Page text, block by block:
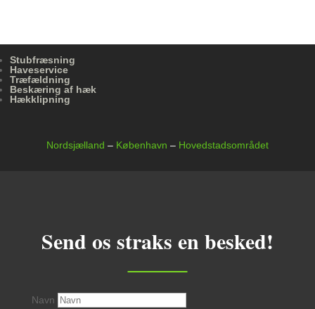
Stubfræsning
Haveservice
Træfældning
Beskæring af hæk
Hækklipning
Nordsjælland – København – Hovedstadsområdet
Send os straks en besked!
Navn